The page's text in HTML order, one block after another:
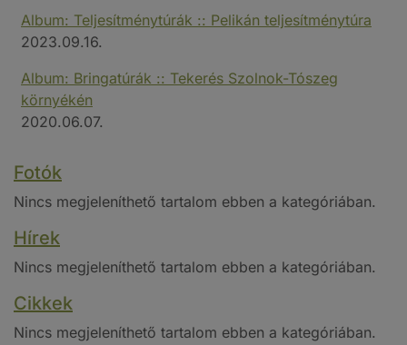
Album: Teljesítménytúrák :: Pelikán teljesítménytúra
2023.09.16.
Album: Bringatúrák :: Tekerés Szolnok-Tószeg
környékén
2020.06.07.
Fotók
Nincs megjeleníthető tartalom ebben a kategóriában.
Hírek
Nincs megjeleníthető tartalom ebben a kategóriában.
Cikkek
Nincs megjeleníthető tartalom ebben a kategóriában.